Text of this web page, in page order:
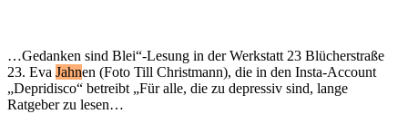
…Gedanken sind Blei“-Lesung in der Werkstatt 23 Blücherstraße
23. Eva Jahnen (Foto Till Christmann), die in den Insta-Account
„Depridisco“ betreibt „Für alle, die zu depressiv sind, lange
Ratgeber zu lesen…